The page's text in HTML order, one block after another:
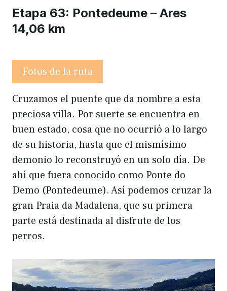
Etapa 63: Pontedeume – Ares
14,06 km
Fotos de la ruta
Cruzamos el puente que da nombre a esta
preciosa villa. Por suerte se encuentra en
buen estado, cosa que no ocurrió a lo largo
de su historia, hasta que el mismísimo
demonio lo reconstruyó en un solo día. De
ahí que fuera conocido como Ponte do
Demo (Pontedeume). Así podemos cruzar la
gran Praia da Madalena, que su primera
parte está destinada al disfrute de los
perros.